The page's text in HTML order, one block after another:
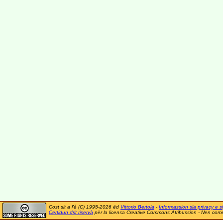
Cost sit a l'è (C) 1995-2026 ëd Vittorio Bertola - Informassion sla privacy e
Certidun drit riservà për la licensa Creative Commons Atribussion - Nen